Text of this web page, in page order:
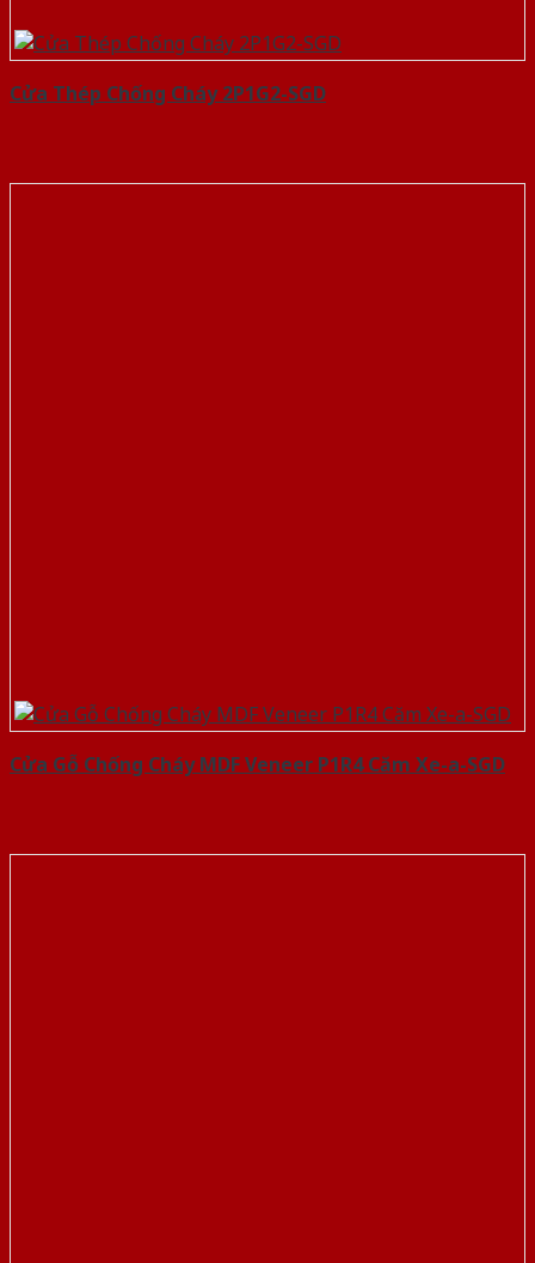
Cửa Thép Chống Cháy 2P1G2-SGD
Cửa Gỗ Chống Cháy MDF Veneer P1R4 Căm Xe-a-SGD